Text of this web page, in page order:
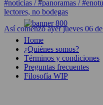
#noticias / #panoramas /
lectores, no bodegas
Así comenzó ayer jueves 06
Home
¿Quiénes somos?
Términos y condiciones
Preguntas frecuentes
Filosofía WIP